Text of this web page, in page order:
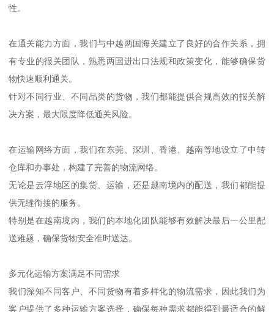
性。
在通关能力方面，我们与中越两国海关建立了良好的合作关系，拥
有专业的报关团队，熟悉两国进出口法规和政策变化，能够确保货
物快速顺利通关。
针对不同行业、不同品类的货物，我们都能提供合规高效的报关解
决方案，最大限度降低通关风险。
在运输网络方面，我们在东莞、深圳、香港、越南等地设立了中转
仓库和办事处，构建了完善的物流网络。
无论是云浮地区的集货、运输，还是越南境内的配送，我们都能提
供无缝衔接的服务。
特别是在越南境内，我们的本地化团队能够有效解决最后一公里配
送难题，确保货物安全准时送达。
多元化运输方案满足不同需求
我们深知不同客户、不同货物有着多样化的物流需求，因此我们为
客户提供了多种运输方案选择，确保每种需求都能得到最适合的解